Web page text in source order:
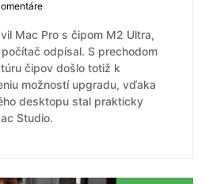
Mac Pro s čipom M2 Ultra,
odpísal. S prechodom
čipov došlo totiž k
možností upgradu, vďaka
desktopu stal prakticky
Studio.